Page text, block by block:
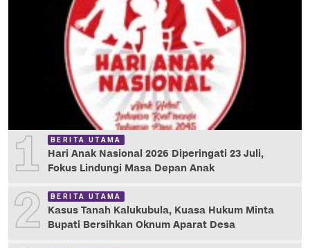
1 BERITA UTAMA
Hari Anak Nasional 2026 Diperingati 23 Juli,
Fokus Lindungi Masa Depan Anak
2 BERITA UTAMA
Kasus Tanah Kalukubula, Kuasa Hukum Minta
Bupati Bersihkan Oknum Aparat Desa